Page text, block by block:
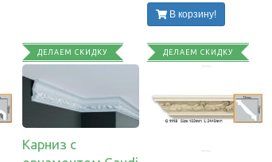
В корзину!
ДЕЛАЕМ СКИДКУ
Карниз с
ДЕЛАЕМ СКИДКУ